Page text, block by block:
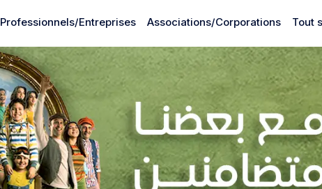
Professionnels/Entreprises Associations/Corporations Tout